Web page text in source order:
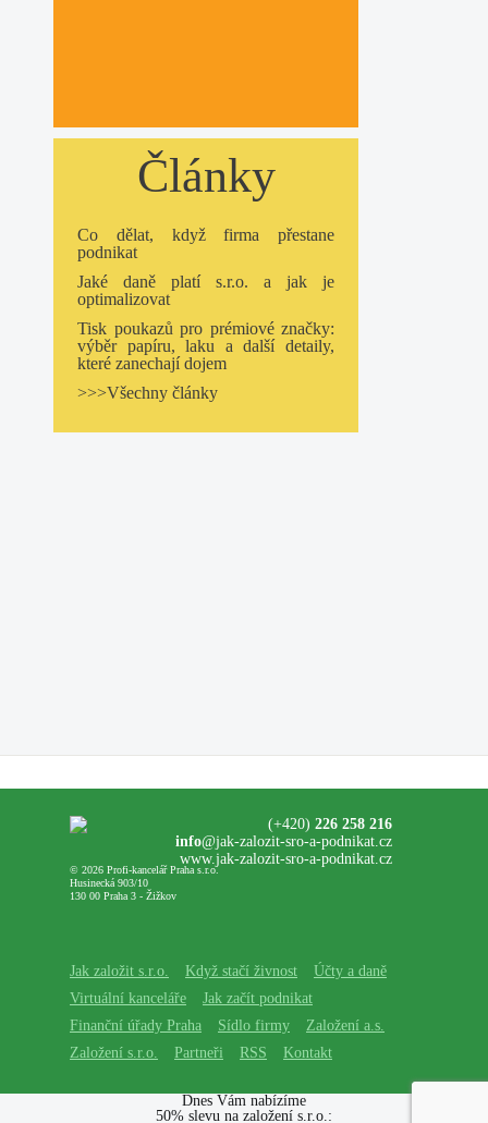
Články
Co dělat, když firma přestane
podnikat
Jaké daně platí s.r.o. a jak je
optimalizovat
Tisk poukazů pro prémiové značky:
výběr papíru, laku a další detaily,
které zanechají dojem
>>>Všechny články
© 2026 Profi-kancelář Praha s.r.o.
Husinecká 903/10
130 00 Praha 3 - Žižkov
(+420) 226 258 216
info@jak-zalozit-sro-a-podnikat.cz
www.jak-zalozit-sro-a-podnikat.cz
Jak založit s.r.o. Když stačí živnost
Účty a daně
Virtuální kanceláře
Jak začít podnikat
Finanční úřady Praha
Sídlo firmy
Založení a.s.
Založení s.r.o.
Partneři RSS Kontakt
Dnes Vám nabízíme
50% slevu na založení s.r.o.: